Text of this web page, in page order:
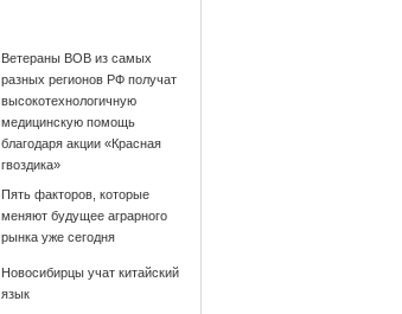
Ветераны ВОВ из самых
разных регионов РФ получат
высокотехнологичную
медицинскую помощь
благодаря акции «Красная
гвоздика»
Пять факторов, которые
меняют будущее аграрного
рынка уже сегодня
Новосибирцы учат китайский
язык